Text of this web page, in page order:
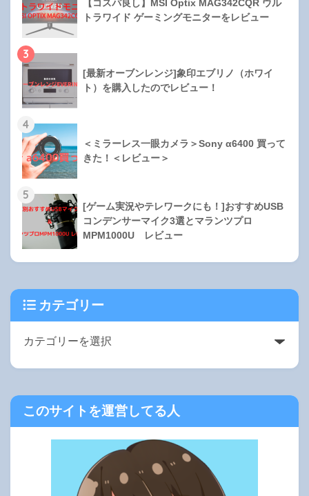
【コスパ良し】MSI Optix MAG342CQR ウル
トラワイド ゲーミングモニターをレビュー
3
[最新オーブンレンジ]象印エブリノ（ホワイ
ト）を購入したのでレビュー！
4
＜ミラーレス一眼カメラ＞Sony α6400 買って
きた！＜レビュー＞
5
[ゲーム実況やテレワークにも！]おすすめUSB
コンデンサーマイク3選とマランツプロ
MPM1000U レビュー
カテゴリー
このサイトを運営してる人